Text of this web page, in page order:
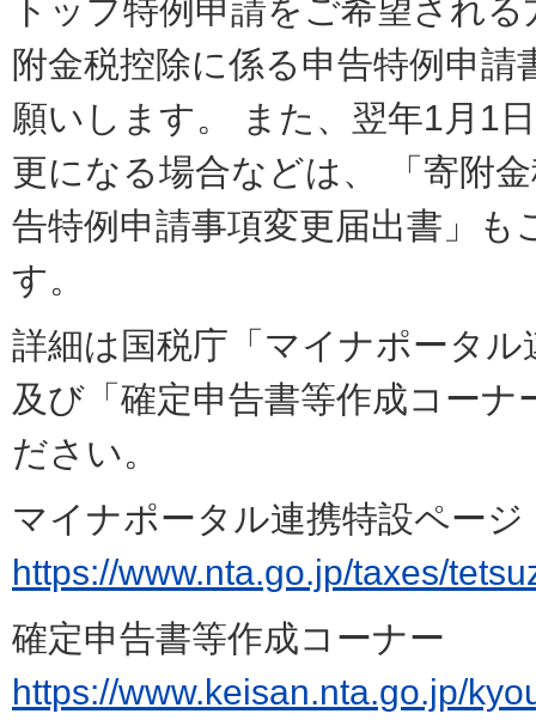
トップ特例申請をご希望され
附金税控除に係る申告特例申請
願いします。 また、翌年1月1
更になる場合などは、 「寄附
告特例申請事項変更届出書」も
す。
詳細は国税庁「マイナポータル
及び「確定申告書等作成コーナ
ださい。
マイナポータル連携特設ページ
https://www.nta.go.jp/taxes/
確定申告書等作成コーナー
https://www.keisan.nta.go.jp/